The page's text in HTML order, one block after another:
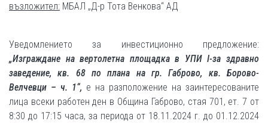
възложител: МБАЛ „Д-р Тота Венкова“ АД
Уведомлението за инвестиционно предложение:
„Изграждане на вертолетна площадка в УПИI-за здравно
заведение, кв. 68 по плана на гр. Габрово, кв. Борово-
Велчевци – ч. 1“, е на разположение на заинтересованите
лица всеки работен ден в Община Габрово, стая 701, ет. 7 от
8:30 до 17:15 часа, за периода от 18.11.2024 г. до 01.12.2024